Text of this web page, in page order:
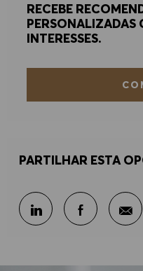
RECEBE
PERSONALIZADAS
INTERESSES.
PARTILHAR ESTA
Partilhar